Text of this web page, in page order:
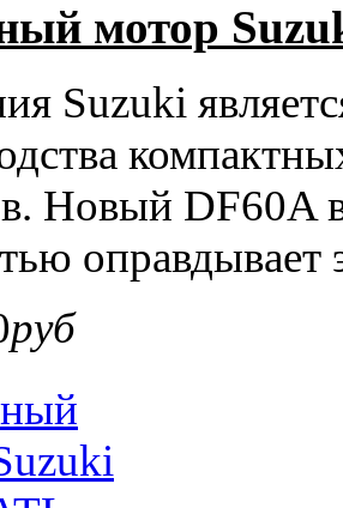
мотор
Suzuki
Новый DF60A
оправдывает
руб